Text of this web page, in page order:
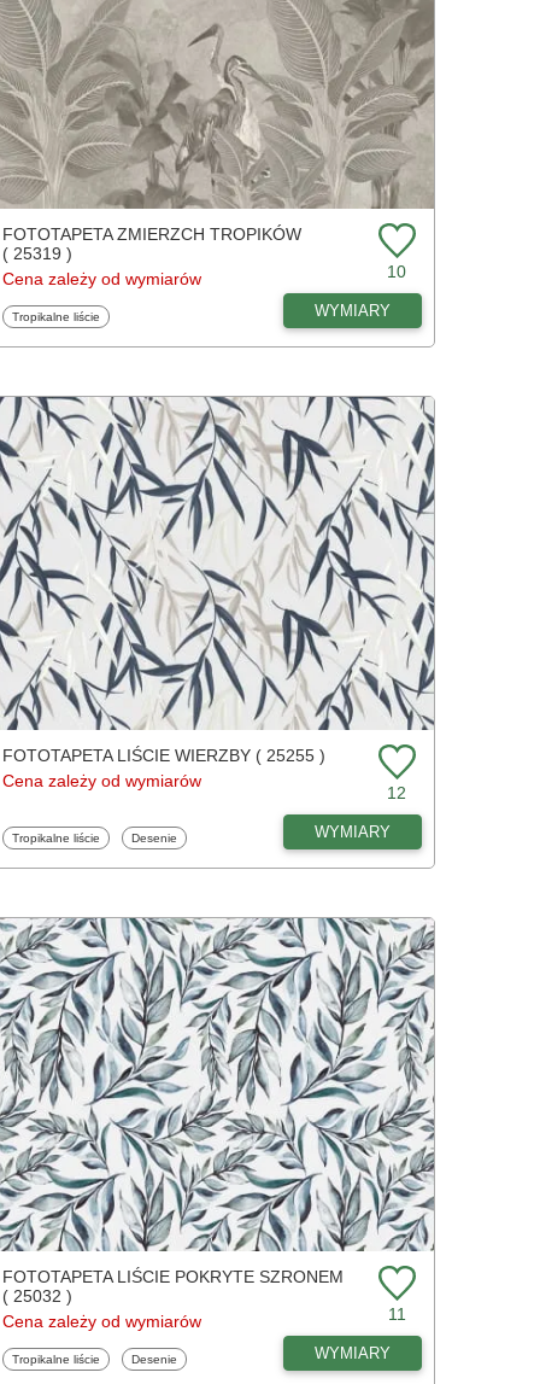
FOTOTAPETA ZMIERZCH TROPIKÓW
( 25319 )
Cena zależy od wymiarów
10
Fototapety
Tropikalne liście WYMIARY
FOTOTAPETA LIŚCIE WIERZBY ( 25255 )
Cena zależy od wymiarów
12
Fototapety
Tropikalne liście Fototapety
Desenie WYMIARY
FOTOTAPETA LIŚCIE POKRYTE SZRONEM
( 25032 )
Cena zależy od wymiarów
11
Fototapety
Tropikalne liście Fototapety
Desenie WYMIARY